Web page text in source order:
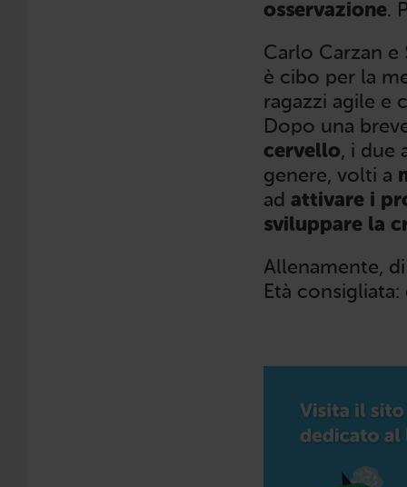
osservazione.
Carlo Carzan e
è cibo per la
ragazzi agile e
Dopo una
cervello, i due
genere, volti a
ad attivare i
sviluppare la
Allenamente,
Età consigliata: